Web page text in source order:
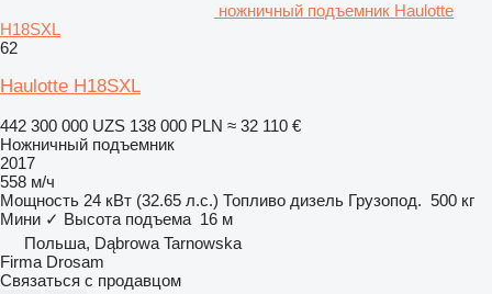
ножничный подъемник Haulotte
H18SXL
62
Haulotte H18SXL
442 300 000 UZS 138 000 PLN ≈ 32 110 €
Ножничный подъемник
2017
558 м/ч
Мощность 24 кВт (32.65 л.с.) Топливо дизель Грузопод. 500 кг
Мини ✓ Высота подъема 16 м
Польша, Dąbrowa Tarnowska
Firma Drosam
Связаться с продавцом